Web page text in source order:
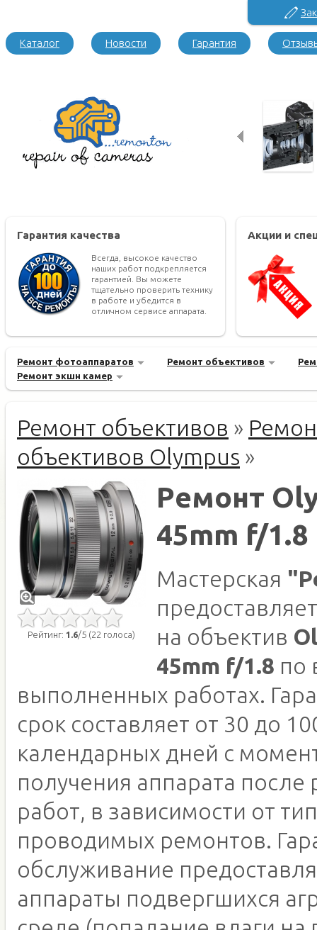
Каталог Новости Гарантия
Гарантия качества
Всегда, высокое качество
наших работ подкрепляется
гарантией. Вы можете
тщательно проверить технику
в работе и убедится в
отличном сервисе аппарата.
Акции и
Ремонт фотоаппаратов Ремонт объективов
Ремонт экшн камер
Ремонт объективов »
объективов Olympus »
Рейтинг: 1.6/5 (22 голоса)
Ремонт
45mm f/1.8
Мастерская
на объектив
45mm f/1.8 по
выполненных работах.
срок составляет от 30 до
календарных дней с
получения аппарата
работ, в зависимости от
проводимых ремонтов.
обслуживание
аппараты подвергшихся